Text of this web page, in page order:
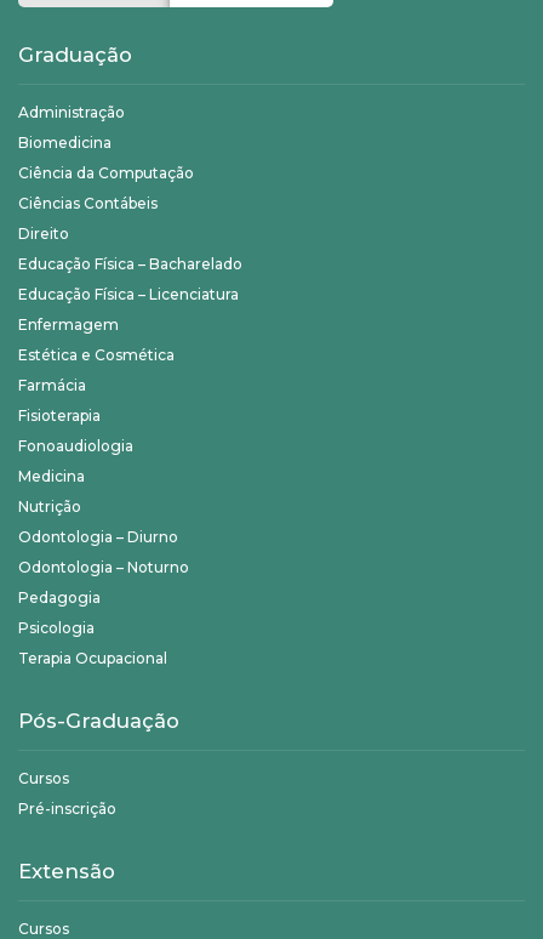
Graduação
Administração
Biomedicina
Ciência da Computação
Ciências Contábeis
Direito
Educação Física – Bacharelado
Educação Física – Licenciatura
Enfermagem
Estética e Cosmética
Farmácia
Fisioterapia
Fonoaudiologia
Medicina
Nutrição
Odontologia – Diurno
Odontologia – Noturno
Pedagogia
Psicologia
Terapia Ocupacional
Pós-Graduação
Cursos
Pré-inscrição
Extensão
Cursos